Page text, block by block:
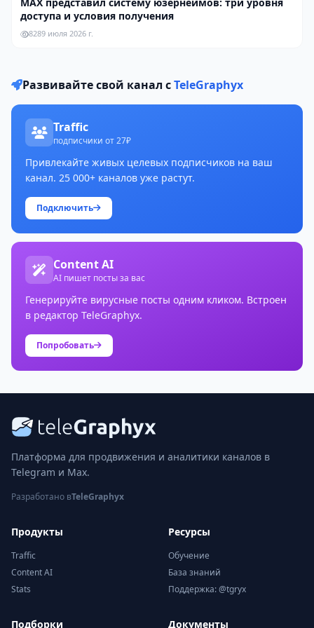
доступа и условия получения
8289 июля 2026 г.
Развивайте свой канал сTeleGraphyx
Traffic
подписчики от 27₽
Привлекайте живых целевых подписчиков на ваш
канал. 25 000+ каналов уже растут.
Подключить
Content AI
AI пишет посты за вас
Генерируйте вирусные посты одним кликом. Встроен
в редактор TeleGraphyx.
Попробовать
Платформа для продвижения и аналитики каналов в
Telegram и Max.
Разработано вTeleGraphyx
Продукты
Traffic
Content AI
Stats
Ресурсы
Обучение
База знаний
Поддержка: @tgryx
Подборки Документы